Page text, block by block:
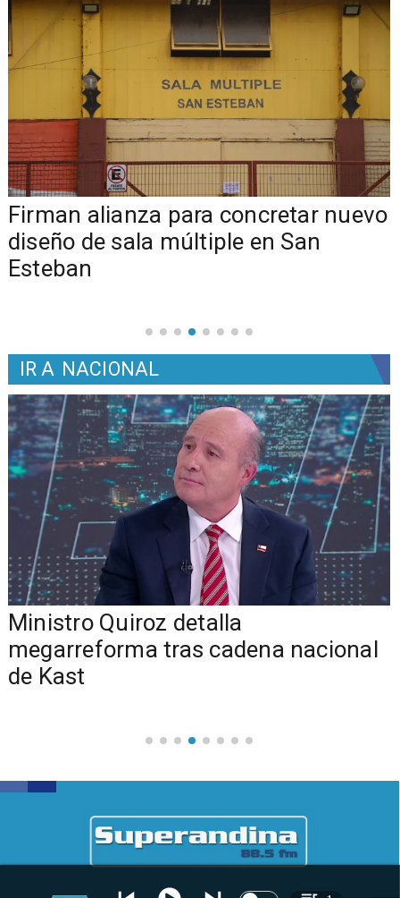
​​Firman alianza para concretar nuevo
diseño de sala múltiple en San
Esteban
IR A NACIONAL
Ministro Quiroz detalla
megarreforma tras cadena nacional
de Kast